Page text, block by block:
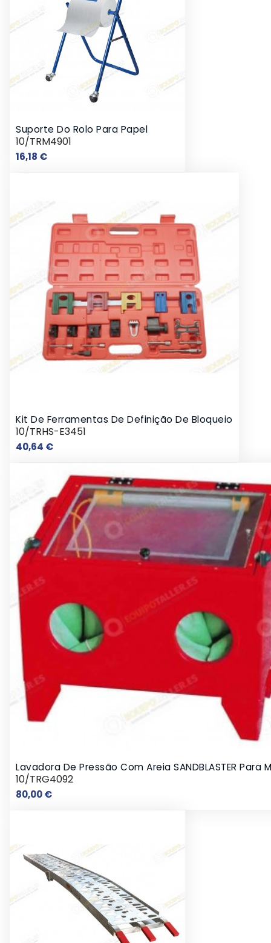
Suporte Do Rolo Para Papel
10/TRM4901
16,18 €Preço
Kit De Ferramentas De Definição De Bloqueio
10/TRHS-E3451
40,64 €Preço
Lavadora De Pressão Com Areia SANDBLASTER Para
10/TRG4092
80,00 €Preço